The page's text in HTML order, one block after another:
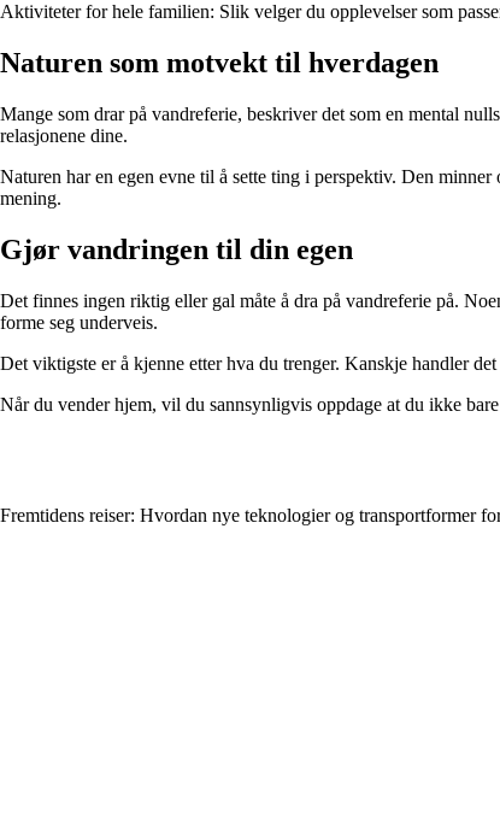
Aktiviteter for hele familien: Slik velger du opplevelser som
Naturen som motvekt til hverdagen
Mange som drar på vandreferie, beskriver det som en mental
relasjonene dine.
Naturen har en egen evne til å sette ting i perspektiv. Den
mening.
Gjør vandringen til din egen
Det finnes ingen riktig eller gal måte å dra på vandreferie på.
forme seg underveis.
Det viktigste er å kjenne etter hva du trenger. Kanskje handler
Når du vender hjem, vil du sannsynligvis oppdage at du ikke
Fremtidens reiser: Hvordan nye teknologier og transportformer